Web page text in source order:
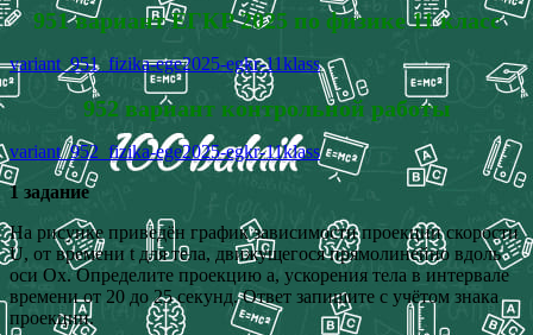
951 вариант ЕГКР 2025 по физике 11 класс
variant_951_fizika-ege2025-egkr-11klass
952 вариант контрольной работы
variant_952_fizika-ege2025-egkr-11klass
1 задание
На рисунке приведён график зависимости проекции скорости
U, от времени t для тела, движущегося прямолинейно вдоль
оси Ох. Определите проекцию а, ускорения тела в интервале
времени от 20 до 25 секунд. Ответ запишите с учётом знака
проекции.